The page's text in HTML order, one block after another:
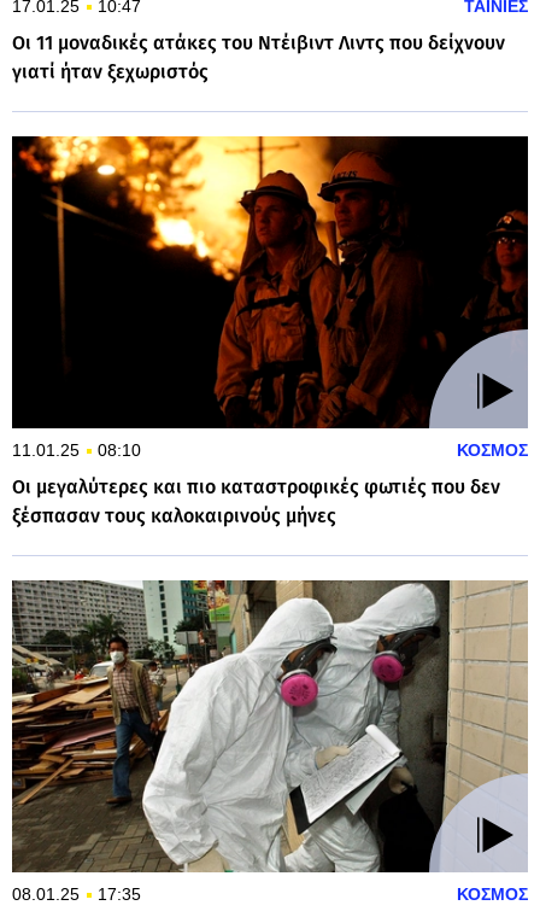
17.01.25 10:47 ΤΑΙΝΙΕΣ
Οι 11 μοναδικές ατάκες του Ντέιβιντ Λιντς που δείχνουν
γιατί ήταν ξεχωριστός
11.01.25 08:10 ΚΟΣΜΟΣ
Οι μεγαλύτερες και πιο καταστροφικές φωτιές που δεν
ξέσπασαν τους καλοκαιρινούς μήνες
08.01.25 17:35 ΚΟΣΜΟΣ